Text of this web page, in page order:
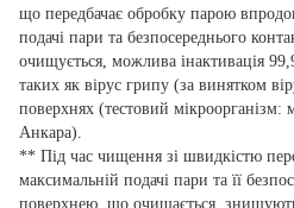
що передбачає обробку парою
подачі пари та безпосереднього
очищується, можлива інактивація
таких як вірус грипу (за винятком
поверхнях (тестовий мікроорганізм:
Анкара).
** Під час чищення зі швидкістю
максимальній подачі пари та її
поверхнею, що очищається,